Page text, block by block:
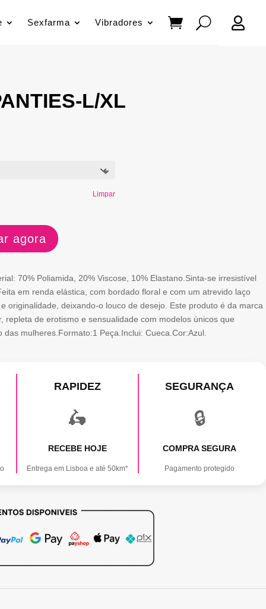
Sexfarma Vibradores 
L/XL
Limpar
agora
70% Poliamida, 20% Viscose, 10% Elastano.Sinta-se irresistível
em renda elástica, com bordado floral e com um atrevido laço
originalidade, deixando-o louco de desejo. Este produto é da marca
repleta de erotismo e sensualidade com modelos únicos que
mulheres.Formato:1 Peça.Inclui: Cueca.Cor:Azul.
RAPIDEZ
🛵
RECEBE HOJE
Entrega em Lisboa e até 50km*
SEGURANÇA
🔒
COMPRA SEGURA
Pagamento protegido